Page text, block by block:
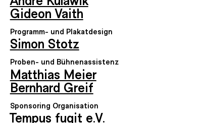
Gideon Vaith
Programm- und Plakatdesign
Simon Stotz
Proben- und Bühnenassistenz
Matthias Meier
Bernhard Greif
Sponsoring Organisation
Tempus fugit e.V.